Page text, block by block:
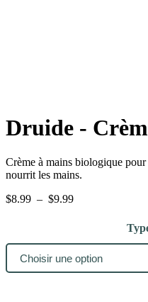
Druide -
Crème à mains biologique
nourrit les mains.
$8.99 – $9.99Plage
$9.99